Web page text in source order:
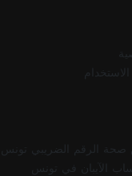
صحة الرقم الضريبي تونس
الآيبان في تونس